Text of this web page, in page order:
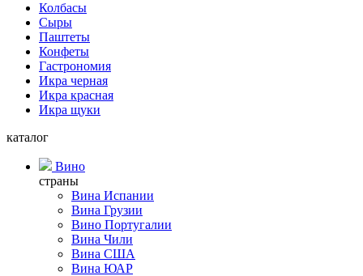
Колбасы
Сыры
Паштеты
Конфеты
Гастрономия
Икра черная
Икра красная
Икра щуки
каталог
Вино
страны
Вина Испании
Вина Грузии
Вино Португалии
Вина Чили
Вина США
Вина ЮАР